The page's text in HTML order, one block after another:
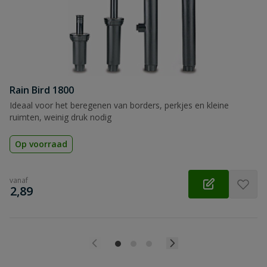
Beoordeling versturen
Rain Bird 1800
Ideaal voor het beregenen van borders, perkjes en kleine
ruimten, weinig druk nodig
Op voorraad
vanaf
€
2,89